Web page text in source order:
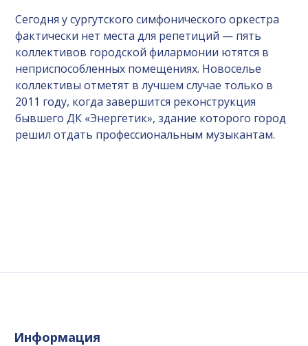
Сегодня у сургутского симфонического оркестра
фактически нет места для репетиций — пять
коллективов городской филармонии ютятся в
неприспособленных помещениях. Новоселье
коллективы отметят в лучшем случае только в
2011 году, когда завершится реконструкция
бывшего ДК «Энергетик», здание которого город
решил отдать профессиональным музыкантам.
Информация